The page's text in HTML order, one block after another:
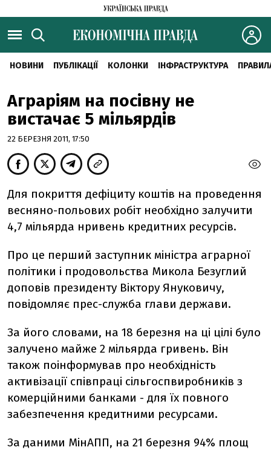
НОВИНИ ПУБЛІКАЦІЇ КОЛОНКИ ІНФРАСТРУКТУРА
Аграріям на посівну не
вистачає 5 мільярдів
22 БЕРЕЗНЯ 2011, 17:50
Для покриття дефіциту коштів на проведення
весняно-польових робіт необхідно залучити
4,7 мільярда нривень кредитних ресурсів.
Про це перший заступник міністра аграрної
політики і продовольства Микола Безуглий
доповів президенту Віктору Януковичу,
повідомляє прес-служба глави держави.
За його словами, на 18 березня на ці цілі було
залучено майже 2 мільярда гривень. Він
також поінформував про необхідність
активізації співпраці сільгоспвиробників з
комерційними банками - для їх повного
забезпечення кредитними ресурсами.
За даними МінАПП, на 21 березня 94% площ